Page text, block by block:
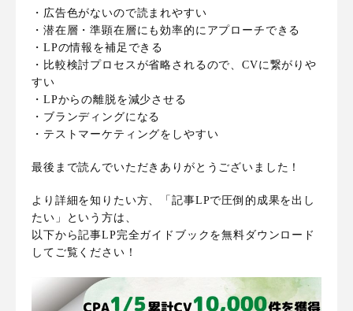
・広告色がないので読まれやすい
・潜在層・準顕在層にも効率的にアプローチできる
・LPの情報を補足できる
・比較検討プロセスが省略されるので、CVに繋がりや
すい
・LPからの離脱を減少させる
・ブランディングになる
・テストマーケティングをしやすい
最後まで読んでいただきありがとうございました！
より詳細を知りたい方、「記事LPで圧倒的成果を出し
たい」という方は、
以下から記事LP完全ガイドブックを無料ダウンロード
してご覧ください！